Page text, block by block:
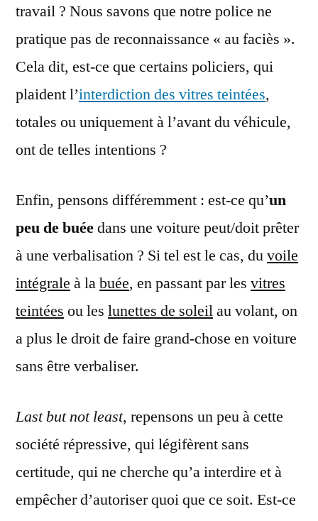
travail ? Nous savons que notre police ne
pratique pas de reconnaissance « au faciès ».
Cela dit, est-ce que certains policiers, qui
plaident l’interdiction des vitres teintées,
totales ou uniquement à l’avant du véhicule,
ont de telles intentions ?
Enfin, pensons différemment : est-ce qu’un
peu de buéedans une voiture peut/doit prêter
à une verbalisation ? Si tel est le cas, duvoile
intégrale à labuée, en passant par les vitres
teintées ou les lunettes de soleilau volant, on
a plus le droit de faire grand-chose en voiture
sans être verbaliser.
Last but not least, repensons un peu à cette
société répressive, qui légifèrent sans
certitude, qui ne cherche qu’a interdire et à
empêcher d’autoriser quoi que ce soit. Est-ce